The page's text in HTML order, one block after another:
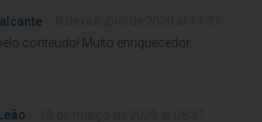
conteúdo! Muito enriquecedor.